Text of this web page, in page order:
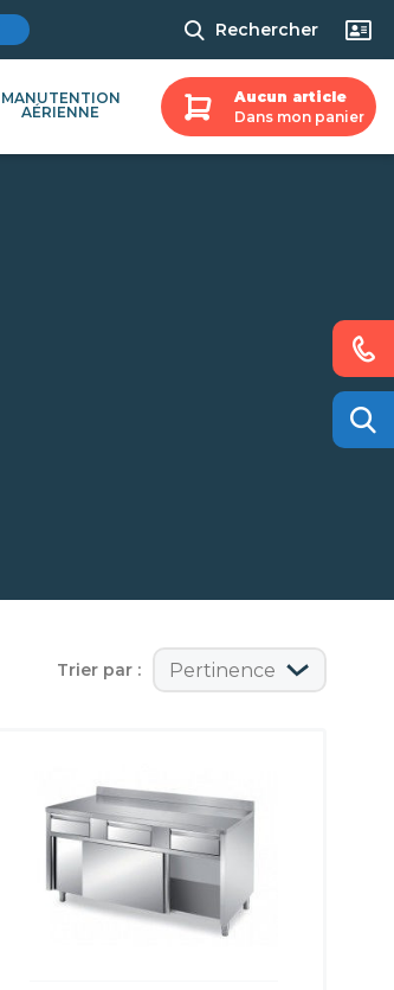
Rechercher
MANUTENTION
AÉRIENNE
Aucun article
Dans mon panier
Trier par : Pertinence